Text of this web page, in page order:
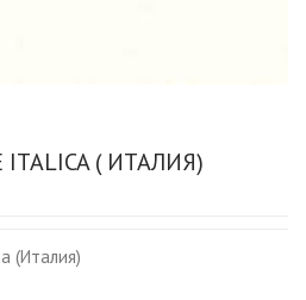
( ИТАЛИЯ)
(Италия)